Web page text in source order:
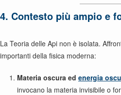
4. Contesto più ampio e
La Teoria delle Api non è isolata.
importanti della fisica moderna:
Materia oscura ed energia
invocano la materia invisibile o